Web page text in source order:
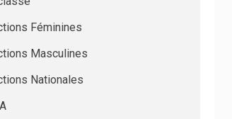
Féminines
Masculines
Nationales